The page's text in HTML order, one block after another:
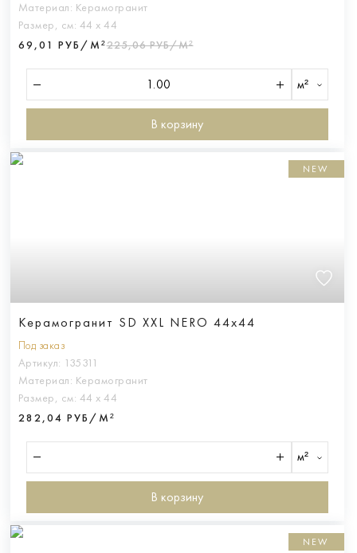
Материал: Керамогранит
Размер, см: 44 х 44
69,01 РУБ/М²225,06 РУБ/М²
м²
В корзину
NEW
Керамогранит SD XXL NERO 44x44
Под заказ
Артикул: 135311
Материал: Керамогранит
Размер, см: 44 х 44
282,04 РУБ/М²
м²
В корзину
NEW